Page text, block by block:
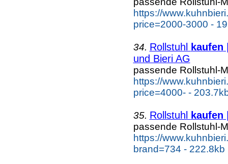
https://
price=2000-3000 -
34. Rollstuhl kaufen
und Bieri AG
passende Rollstuhl-
https://
price=4000- -
35. Rollstuhl kaufen
passende Rollstuhl-
https://
brand=734 - 222.8kb